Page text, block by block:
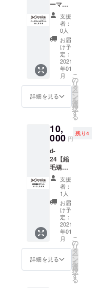
その旨
を記載
くださ
い。
オープ
ン後の
お渡し
となり
ます。
※ご支援
をして
いただ
く際
に、ど
ターン
も『上
乗せ支
援』を
するこ
とがで
きま
す。 ご
都合許
す場合
は、リ
ターン
の額に
上乗せ
して、
ご支援
頂けま
ます。
※ご支援
をして
いただ
く際
に、ど
のリ
ターン
も『上
乗せ支
援』を
するこ
とがで
きま
都合許
す場合
は、リ
ターン
の額に
上乗せ
して、
ご支援
頂けま
すと大
変嬉し
いで
す。
お渡し
となり
ます。
予定）
から6ヶ
月間を
受取期
限とさ
せてい
ただき
ます。
※郵送の
場合は
からの
お届け
ます。
※ご支援
をして
いただ
く際
に、ど
のリ
ターン
も『上
乗せ支
援』を
するこ
とがで
きま
す。 ご
都合許
す場合
は、リ
ターン
・手作
りなの
で釉調
が微妙
に異な
りま
す。 ※
記載の
金額は
送料込
込み価
格で
ご支援
をいた
だいて
からの
制作と
なる
為、1月
以降の
お渡し
となり
ます。
※出店者
からの
郵送の
お届け
ます。
しては
プルダ
ウンに
て選択
いただ
けま
す。 ・
磁器製/
瑠璃釉/
焼成温
1265℃
・手作
が微妙
に異な
りま
す。 ※
記載の
金額は
送料込
み・税
込み価
格で
す。 ※
商品は
ご支援
をいた
だいて
制作と
なる
為、1月
もらえ
る街に
なる
様、応
援して
おりま
す。 *記
載の金
額は税
込み価
格で
す。 *購
入後、1
受付番
号を記
ケット
メール
を送付
いたし
ます。 *
チケッ
トメー
ルを受
取後、
購入者
様から
cyoka
salon様
へ予約
のチ
ケット
を出品
いただ
きまし
た！
https://
cyokah
airsalo
n.com
＜出品
者コメ
もっと
楽し
く、市
外から
も足を
運んで
もらえ
る街に
なる
様、応
援して
おりま
す。 *記
載の金
額は税
込み価
格で
す。 *購
入後、1
ーマ
カット
チケッ
ト】 薩
摩川内
市平佐
町にあ
る 美容
「cyok
a hair
salon」
様から
ご協力
がけを
いただ
き、
パーマ
カット
のチ
ケット
を出品
いただ
きまし
た！
https://
cyokah
airsalo
n.com
＜出品
者コメ
支援
者：
0人
お届
け予
定：
2021
年01
月
詳細を見る
こ
の
リ
タ
ー
ン
を
選
択
す
る
10,
000 円
残り4
d-
24【縮
毛矯正
チケッ
ト】 薩
摩川内
市平佐
町にあ
る 美容
「cyok
a hair
salon」
様から
ご協力
のお声
支援
者：
1人
お届
け予
定：
2021
年01
月
詳細を見る
こ
の
リ
タ
ー
ン
を
選
択
す
る